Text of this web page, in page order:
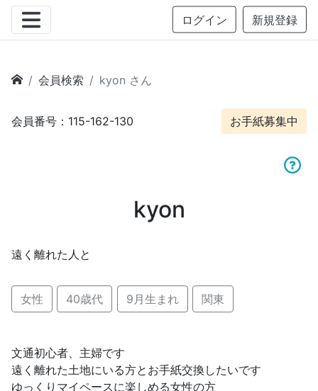
ログイン 新規登録
会員検索 kyon さん
会員番号：115-162-130 お手紙募集中
kyon
遠く離れた人と
女性 40歳代 9月生まれ 関東
文通初心者、主婦です
遠く離れた土地にいる方とお手紙交換したいです
ゆっくりマイペースに楽しめる女性の方